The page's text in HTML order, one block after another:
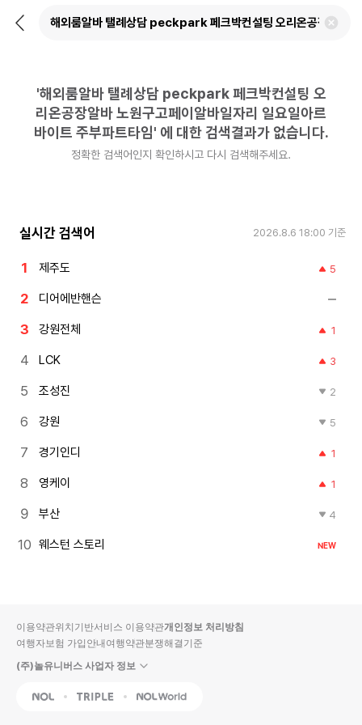
뒤
검
'해외룸알바 탤례상담 peckpark 페크박컨설팅 오
리온공장알바 노원구고페이알바일자리 일요일아르
바이트 주부파트타임' 에 대한 검색결과가 없습니다.
정확한 검색어인지 확인하시고 다시 검색해주세요.
실시간 검색어 2026.8.6 18:00 기준
제주도 5
디어에반핸슨
강원전체 1
LCK 3
조성진 2
강원 5
경기인디 1
영케이 1
부산 4
웨스턴 스토리 NEW
이용약관위치기반서비스 이용약관개인정보 처리방침
여행자보험 가입안내여행약관분쟁해결기준
(주)놀유니버스 사업자 정보
NOL Triple Interpark Global